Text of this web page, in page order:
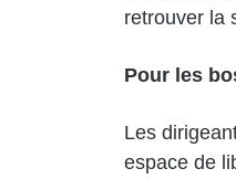
retrouver la
Pour les
Les
espace de